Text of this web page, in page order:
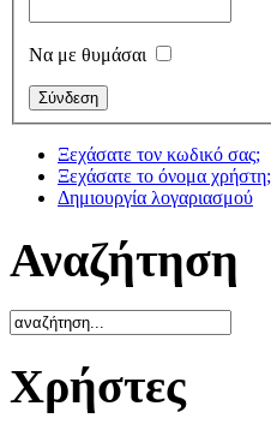
Να με θυμάσαι
Ξεχάσατε τον κωδικό σας;
Ξεχάσατε το όνομα χρήστη;
Δημιουργία λογαριασμού
Αναζήτηση
Χρήστες